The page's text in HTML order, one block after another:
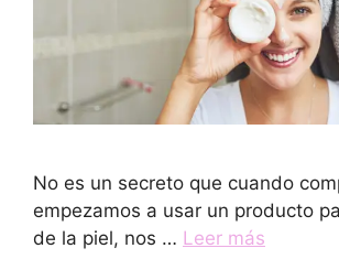
No es un secreto que cuando
empezamos a usar un producto
de la piel, nos … Leer más